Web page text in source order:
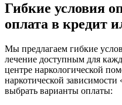
Гибкие условия
оплата в кредит
Мы предлагаем гибкие
лечение доступным для
центре наркологической
наркотической
выбрать варианты оплаты: